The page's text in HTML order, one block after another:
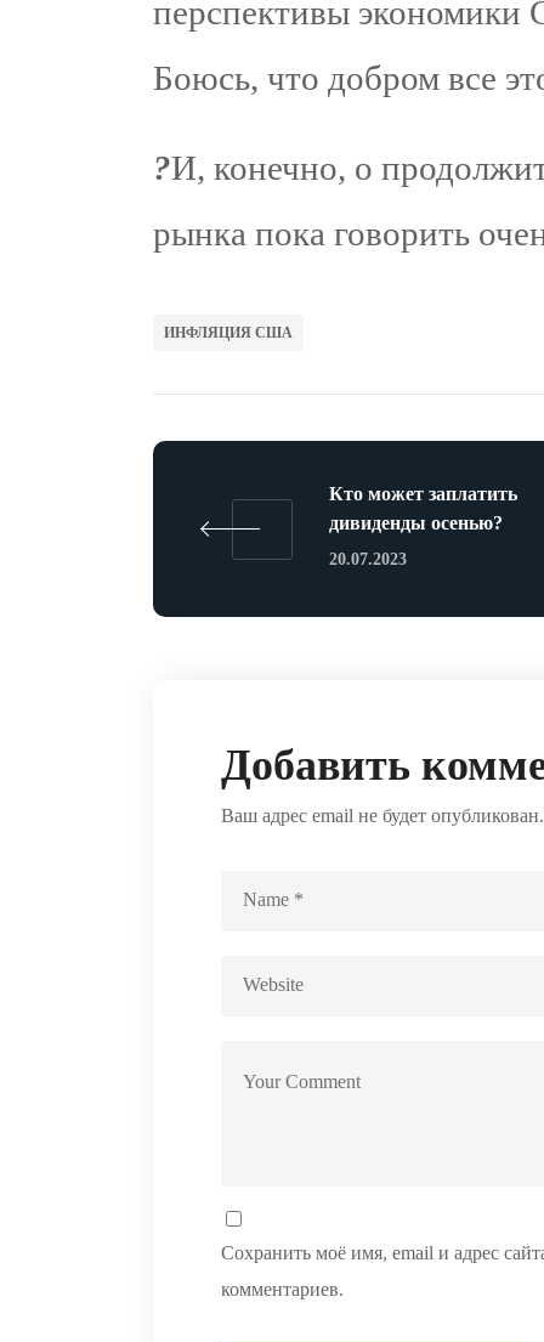
перспективы
Боюсь, что добром все
?И, конечно, о
рынка пока говорить
ИНФЛЯЦИЯ США
Кто может заплатить
дивиденды осенью?
20.07.2023
Добавить
Ваш адрес email не будет опубликован.
Сохранить моё имя, email и адрес
комментариев.